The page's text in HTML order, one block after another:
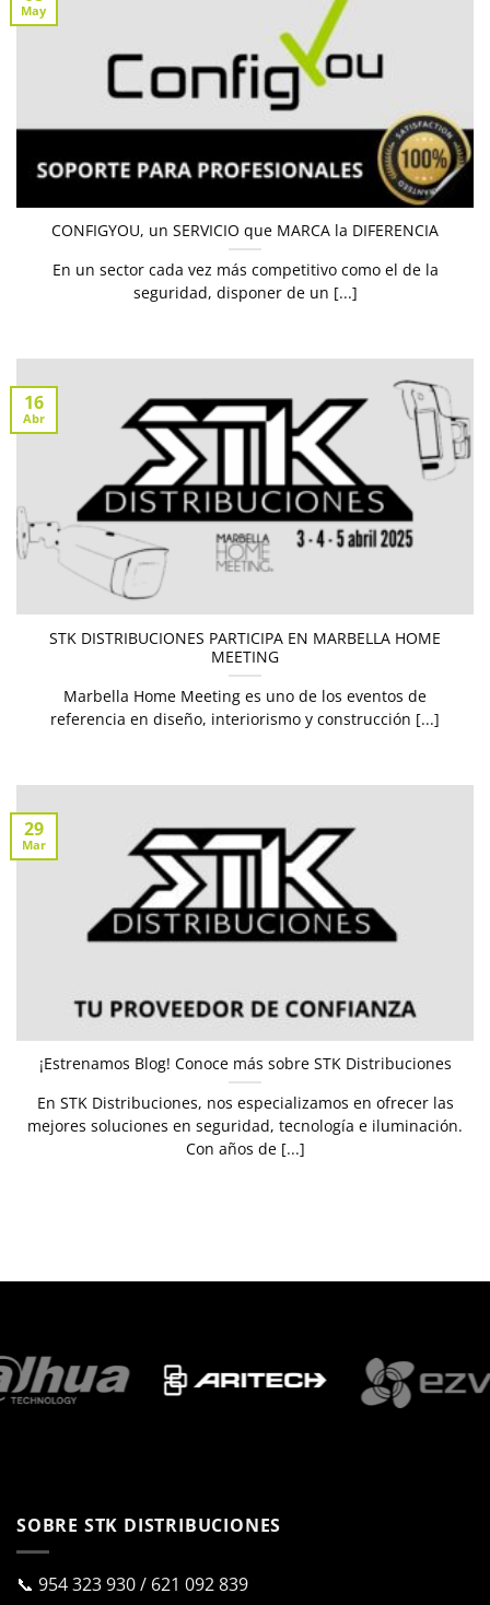
CONFIGYOU, un SERVICIO que MARCA la DIFERENCIA
En un sector cada vez más competitivo como el de la
seguridad, disponer de un [...]
May
STK DISTRIBUCIONES PARTICIPA EN MARBELLA HOME
MEETING
Marbella Home Meeting es uno de los eventos de
referencia en diseño, interiorismo y construcción [...]
16
Abr
¡Estrenamos Blog! Conoce más sobre STK Distribuciones
En STK Distribuciones, nos especializamos en ofrecer las
mejores soluciones en seguridad, tecnología e iluminación.
Con años de [...]
29
Mar
SOBRE STK DISTRIBUCIONES
📞 954 323 930/ 621 092 839